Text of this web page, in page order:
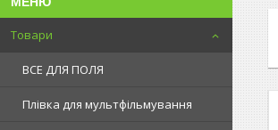
Товари
ВСЕ ДЛЯ ПОЛЯ
Плівка для мультфільмування